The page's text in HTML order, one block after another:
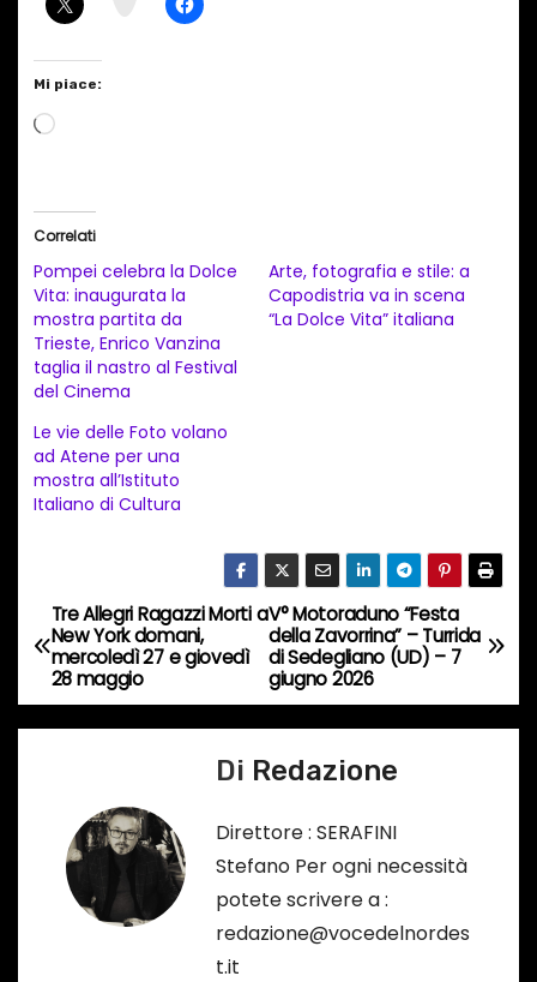
Mi piace:
C
a
m
e
n
t
o
i
r
s
o
…
Correlati
Pompei celebra la Dolce
Vita: inaugurata la
mostra partita da
Trieste, Enrico Vanzina
taglia il nastro al Festival
del Cinema
Arte, fotografia e stile: a
Capodistria va in scena
“La Dolce Vita” italiana
Le vie delle Foto volano
ad Atene per una
mostra all’Istituto
Italiano di Cultura
N
a
v
V° Motoraduno “Festa
della Zavorrina” – Turrida
di Sedegliano (UD) – 7
giugno 2026
Tre Allegri Ragazzi Morti a
New York domani,
mercoledì 27 e giovedì
28 maggio
Di Redazione
Direttore : SERAFINI
Stefano Per ogni necessità
potete scrivere a :
redazione@vocedelnordes
t.it